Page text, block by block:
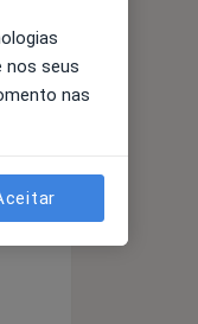
nos seus
nas